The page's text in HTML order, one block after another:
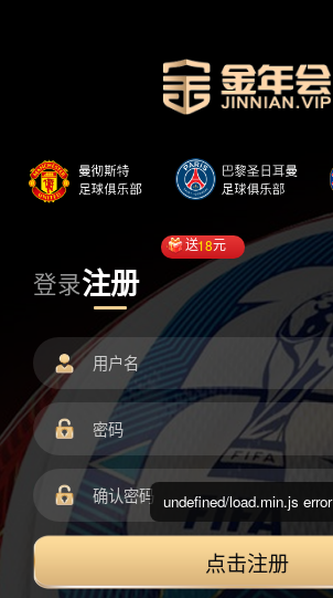
登录注册
送18元
点击注册
undefined/load.min.js error